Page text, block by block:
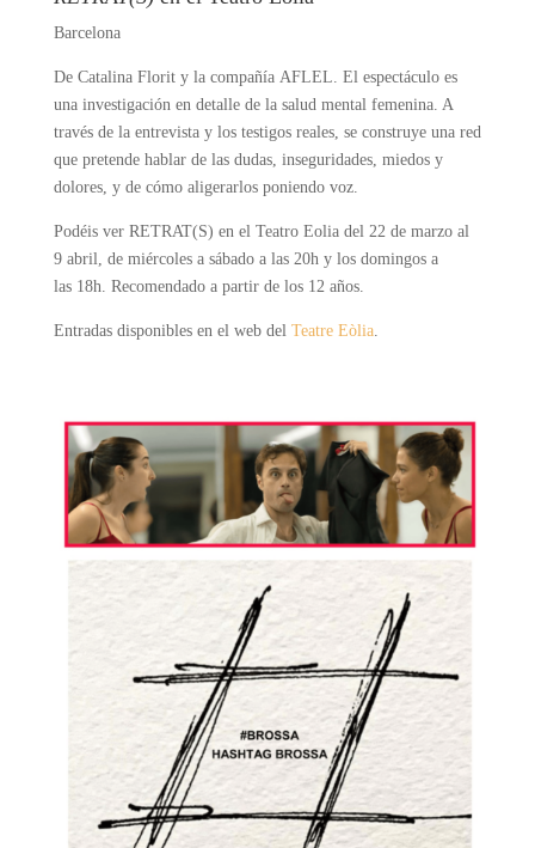
Barcelona
De Catalina Flority la compañía AFLEL . El espectáculo es
una investigación en detalle de la salud mental femenina. A
través de la entrevista y los testigos reales, se construye una red
que pretende hablar de las dudas, inseguridades, miedos y
dolores, y de cómo aligerarlos poniendo voz.
Podéis ver RETRAT(S) en el Teatro Eolia del 22 de marzo al
9 abril, de miércoles a sábado a las 20h y los domingos a
las 18h . Recomendado a partir de los 12 años.
Entradas disponibles en el web del Teatre Eòlia.